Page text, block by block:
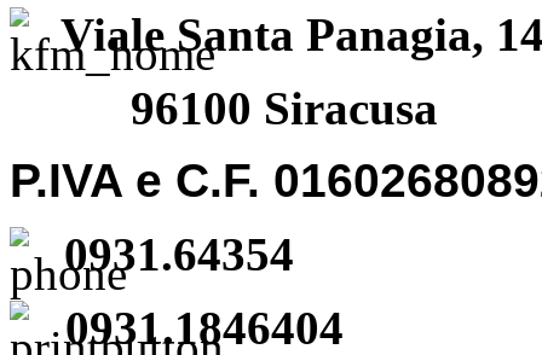
Viale Santa Panagia,
96100 Siracusa
P.IVA e C.F.
0931.64354
0931.1846404